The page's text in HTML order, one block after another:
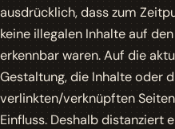
ausdrücklich, dass zum
keine illegalen Inhalte auf
erkennbar waren. Auf die
Gestaltung, die Inhalte oder
verlinkten/verknüpften
Einfluss. Deshalb distanziert